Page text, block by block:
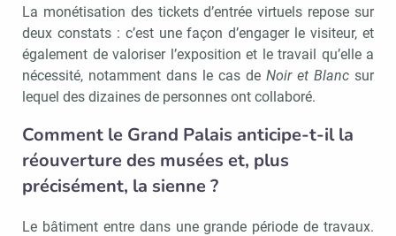
La monétisation des tickets d’entrée virtuels repose sur
deux constats : c’est une façon d’engager le visiteur, et
également de valoriser l’exposition et le travail qu’elle a
nécessité, notamment dans le cas de Noir et Blanc sur
lequel des dizaines de personnes ont collaboré.
Comment le Grand Palais anticipe-t-il la
réouverture des musées et, plus
précisément, la sienne ?
Le bâtiment entre dans une grande période de travaux.